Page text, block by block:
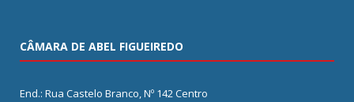
CÂMARA DE ABEL FIGUEIREDO
End.: Rua Castelo Branco, Nº 142 Centro